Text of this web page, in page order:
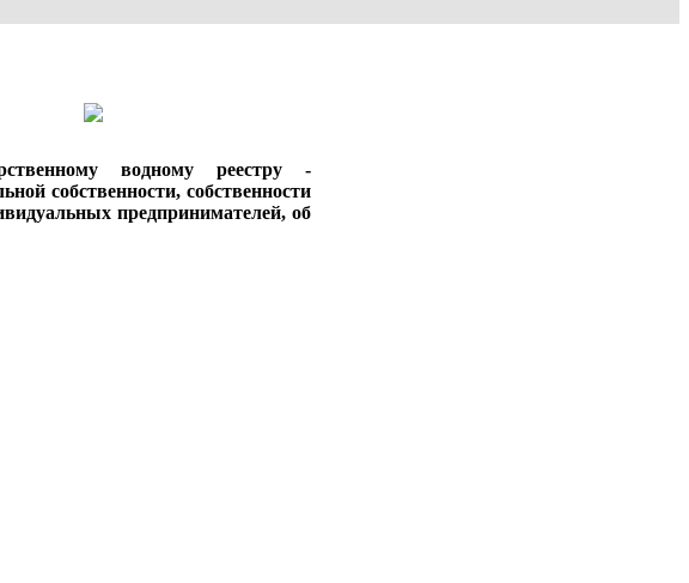
водному реестру -
собственности, собственности
предпринимателей, об